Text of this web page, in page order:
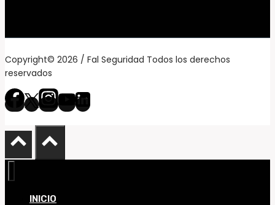
Copyright© 2026 / Fal Seguridad Todos los derechos
reservados
INICIO